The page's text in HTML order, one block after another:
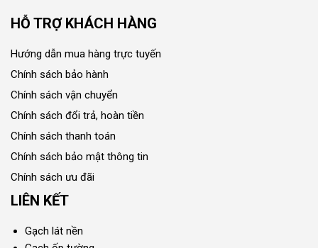
HỖ TRỢ KHÁCH HÀNG
Hướng dẫn mua hàng trực tuyến
Chính sách bảo hành
Chính sách vận chuyển
Chính sách đổi trả, hoàn tiền
Chính sách thanh toán
Chính sách bảo mật thông tin
Chính sách ưu đãi
LIÊN KẾT
Gạch lát nền